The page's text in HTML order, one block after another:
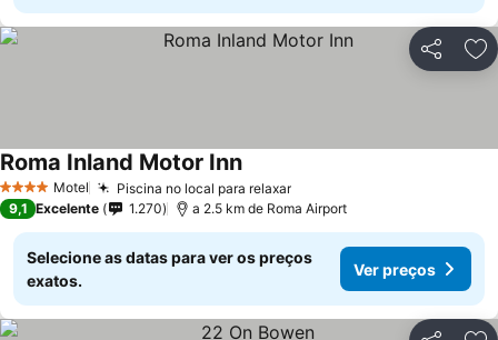
Partilhar
4 EstrelasMotel Piscina no local para relaxar
Roma Inland Motor Inn
9,1 Excelente 1.270 a 2.5 km de Roma Airport
Selecione as datas para ver os preços
exatos.
Ver preços